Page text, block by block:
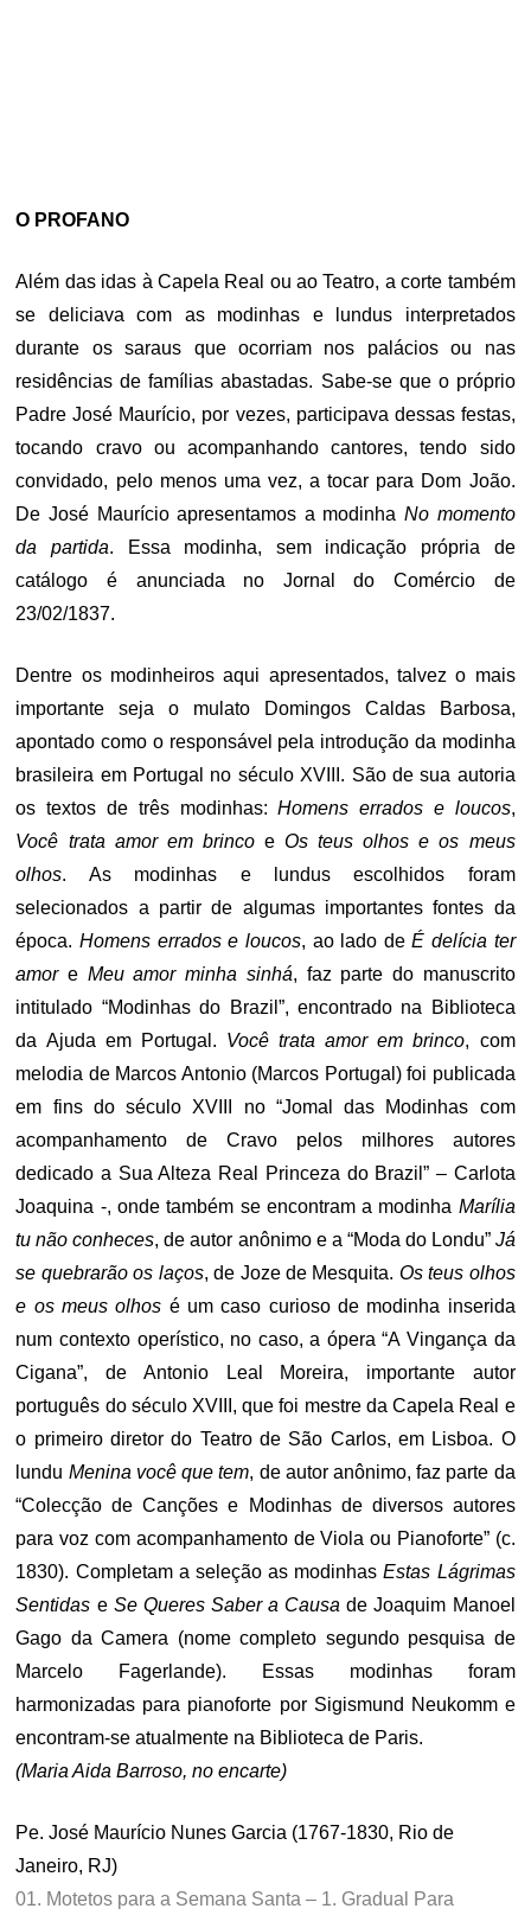
O PROFANO
Além das idas à Capela Real ou ao Teatro, a corte também
se deliciava com as modinhas e lundus interpretados
durante os saraus que ocorriam nos palácios ou nas
residências de famílias abastadas. Sabe-se que o próprio
Padre José Maurício, por vezes, participava dessas festas,
tocando cravo ou acompanhando cantores, tendo sido
convidado, pelo menos uma vez, a tocar para Dom João.
De José Maurício apresentamos a modinha No momento
da partida. Essa modinha, sem indicação própria de
catálogo é anunciada no Jornal do Comércio de
23/02/1837.
Dentre os modinheiros aqui apresentados, talvez o mais
importante seja o mulato Domingos Caldas Barbosa,
apontado como o responsável pela introdução da modinha
brasileira em Portugal no século XVIII. São de sua autoria
os textos de três modinhas: Homens errados e loucos,
Você trata amor em brincoeOs teus olhos e os meus
olhos. As modinhas e lundus escolhidos foram
selecionados a partir de algumas importantes fontes da
época.Homens errados e loucos, ao lado deÉ delícia ter
amore Meu amor minha sinhá, faz parte do manuscrito
intitulado “Modinhas do Brazil”, encontrado na Biblioteca
da Ajuda em Portugal. Você trata amor em brinco, com
melodia de Marcos Antonio (Marcos Portugal) foi publicada
em fins do século XVIII no “Jomal das Modinhas com
acompanhamento de Cravo pelos milhores autores
dedicado a Sua Alteza Real Princeza do Brazil” – Carlota
Joaquina -, onde também se encontram a modinha Marília
tu não conheces, de autor anônimo e a “Moda do Londu” Já
se quebrarão os laços, de Joze de Mesquita. Os teus olhos
e os meus olhos é um caso curioso de modinha inserida
num contexto operístico, no caso, a ópera “A Vingança da
Cigana”, de Antonio Leal Moreira, importante autor
português do século XVIII, que foi mestre da Capela Real e
o primeiro diretor do Teatro de São Carlos, em Lisboa. O
lundu Menina você que tem, de autor anônimo, faz parte da
“Colecção de Canções e Modinhas de diversos autores
para voz com acompanhamento de Viola ou Pianoforte” (c.
1830). Completam a seleção as modinhasEstas Lágrimas
Sentidas e Se Queres Saber a Causa de Joaquim Manoel
Gago da Camera (nome completo segundo pesquisa de
Marcelo Fagerlande). Essas modinhas foram
harmonizadas para pianoforte por Sigismund Neukomm e
encontram-se atualmente na Biblioteca de Paris.
(Maria Aida Barroso, no encarte)
Pe. José Maurício Nunes Garcia (1767-1830, Rio de
Janeiro, RJ)
01. Motetos para a Semana Santa – 1. Gradual Para